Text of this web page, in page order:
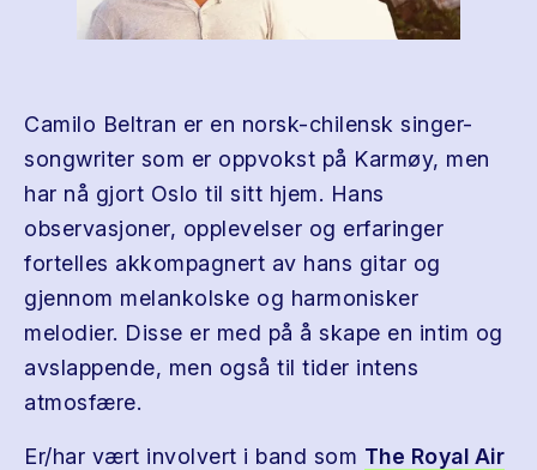
Camilo Beltran er en norsk-chilensk singer-
songwriter som er oppvokst på Karmøy, men
har nå gjort Oslo til sitt hjem. Hans
observasjoner, opplevelser og erfaringer
fortelles akkompagnert av hans gitar og
gjennom melankolske og harmonisker
melodier. Disse er med på å skape en intim og
avslappende, men også til tider intens
atmosfære.
Er/har vært involvert i band som The Royal Air